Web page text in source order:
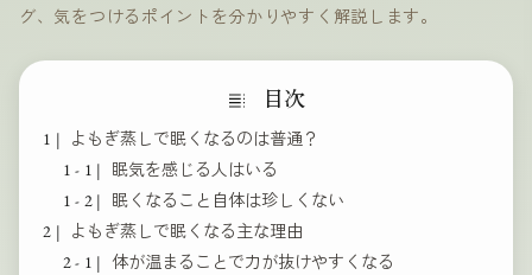
グ、気をつけるポイントを分かりやすく解説します。
よもぎ蒸しで眠くなるのは普通？
眠気を感じる人はいる
眠くなること自体は珍しくない
よもぎ蒸しで眠くなる主な理由
体が温まることで力が抜けやすくなる